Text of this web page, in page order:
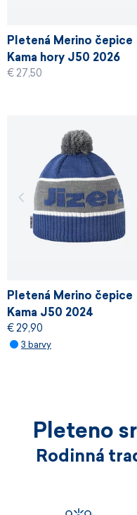
Pletená Merino čepice
Kama hory J50 2026
€ 27,50
Pletená Merino čepice
Kama J50 2024
€ 29,90
3 barvy
Pleteno
Rodinná